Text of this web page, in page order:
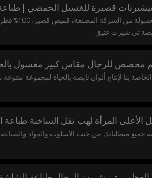
قصيرة للغسيل الحمضي |
قميص قصير، 100% قطن، رقبة دائرية، مقاس كبير، كم قصير
للرجال مقاس كبير مغسول بالحمض 100%
بنا لإنتاج ألوان نابضة بالحياة لمجموعة
المرأة لهب نقل الساخنة
جميع متطلباتك من حيث الأسلوب والمواد